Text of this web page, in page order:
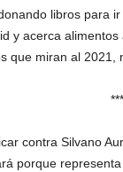
libros para
y acerca
que miran al 2021,
contra Silvano
porque